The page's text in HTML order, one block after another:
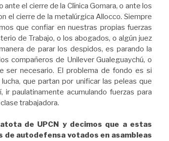
el cierre de la Clínica Gomara, o ante los
el cierre de la metalúrgica Allocco. Siempre
que confiar en nuestras propias fuerzas
de Trabajo, o los abogados, o algún juez
de parar los despidos, es parando la
compañeros de Unilever Gualeguaychú, o
necesario. El problema de fondo es si
que partan por unificar las peleas que
paulatinamente acumulando fuerzas para
trabajadora.
de UPCN y decimos que a estas
autodefensa votados en asambleas